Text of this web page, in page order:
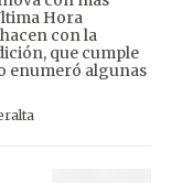
Hora
con la
que cumple
enumeró algunas